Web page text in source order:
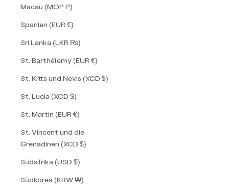
Macau (MOP P)
Spanien (EUR €)
Sri Lanka (LKR ₨)
St. Barthélemy (EUR €)
St. Kitts und Nevis (XCD $)
St. Lucia (XCD $)
St. Martin (EUR €)
St. Vincent und die
Grenadinen (XCD $)
Südafrika (USD $)
Südkorea (KRW ₩)